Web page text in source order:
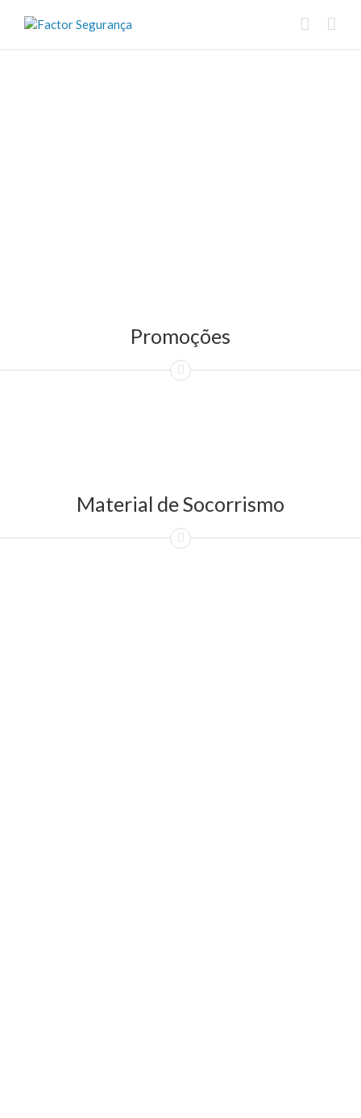
Promoções
Material de Socorrismo